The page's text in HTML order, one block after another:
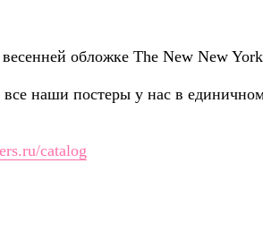
обложке The New New
наши постеры у нас в
catalog